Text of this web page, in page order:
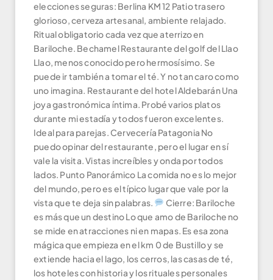
elecciones seguras: Berlina KM 12 Patio trasero
glorioso, cerveza artesanal, ambiente relajado.
Ritual obligatorio cada vez que aterrizo en
Bariloche. Bechamel Restaurante del golf del Llao
Llao, menos conocido pero hermosísimo. Se
puede ir también a tomar el té. Y no tan caro como
uno imagina. Restaurante del hotel Aldebarán Una
joya gastronómica íntima. Probé varios platos
durante mi estadía y todos fueron excelentes.
Ideal para parejas. Cervecería Patagonia No
puedo opinar del restaurante, pero el lugar en sí
vale la visita. Vistas increíbles y onda por todos
lados. Punto Panorámico La comida no es lo mejor
del mundo, pero es el típico lugar que vale por la
vista que te deja sin palabras.
Cierre: Bariloche
es más que un destino Lo que amo de Bariloche no
se mide en atracciones ni en mapas. Es esa zona
mágica que empieza en el km 0 de Bustillo y se
extiende hacia el lago, los cerros, las casas de té,
los hoteles con historia y los rituales personales